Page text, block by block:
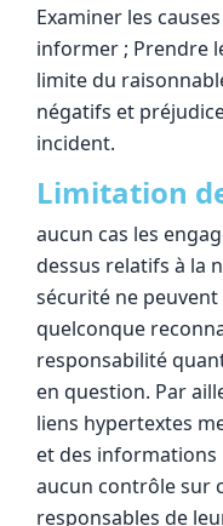
Examiner les
informer ; Prendre
limite du
négatifs et
incident.
Limitation
aucun cas les
dessus relatifs à la
sécurité ne
quelconque
responsabilité
en question. Par
liens hypertextes
et des informations
aucun contrôle sur
responsables de